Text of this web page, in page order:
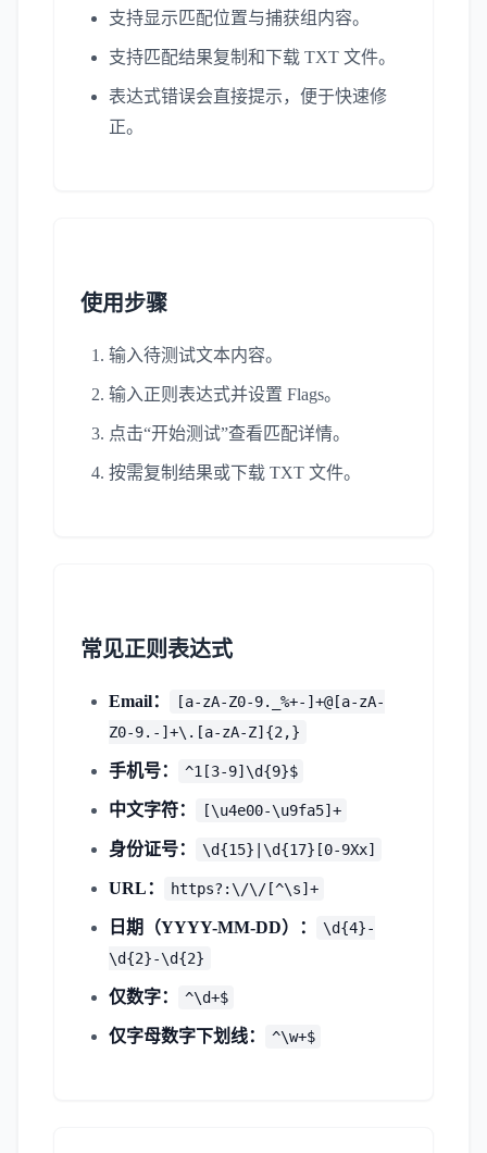
支持显示匹配位置与捕获组内容。
支持匹配结果复制和下载 TXT 文件。
表达式错误会直接提示，便于快速修
正。
使用步骤
输入待测试文本内容。
输入正则表达式并设置 Flags。
点击“开始测试”查看匹配详情。
按需复制结果或下载 TXT 文件。
常见正则表达式
Email：
[a-zA-Z0-9._%+-]+@[a-zA-
Z0-9.-]+\.[a-zA-Z]{2,}
手机号： ^1[3-9]\d{9}$
中文字符： [\u4e00-\u9fa5]+
身份证号： \d{15}|\d{17}[0-9Xx]
URL： https?:\/\/[^\s]+
日期（YYYY-MM-DD）：
\d{4}-
\d{2}-\d{2}
仅数字： ^\d+$
仅字母数字下划线： ^\w+$